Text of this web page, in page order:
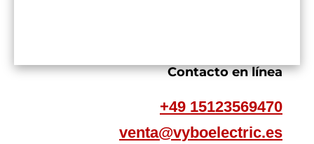
Contacto en línea
+49 15123569470
venta@vyboelectric.es